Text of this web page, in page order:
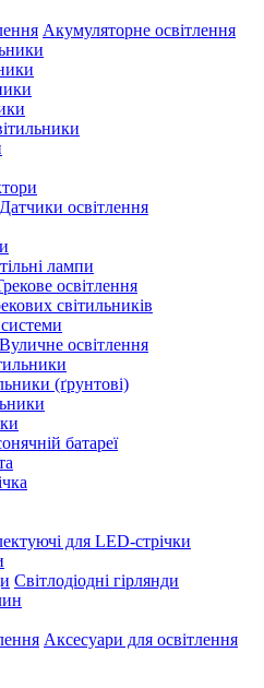
Акумуляторне освітлення
Датчики освітлення
лампи
освітлення
світильників
системи
Вуличне освітлення
(ґрунтові)
батареї
для LED-стрічки
Світлодіодні гірлянди
Аксесуари для освітлення